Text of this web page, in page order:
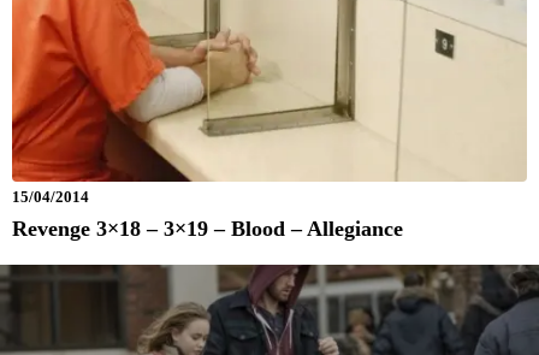
15/04/2014
Revenge 3×18 – 3×19 – Blood – Allegiance